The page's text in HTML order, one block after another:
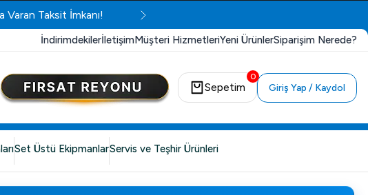
Varan Taksit İmkanı!
İndirimdekilerİletişimMüşteri HizmetleriYeni ÜrünlerSiparişim Nerede?
0
Sepetim Giriş Yap / Kaydol
Set Üstü EkipmanlarServis ve Teşhir Ürünleri